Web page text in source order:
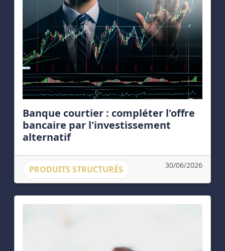
Banque courtier : compléter l'offre
bancaire par l'investissement
alternatif
PRODUITS STRUCTURÉS 30/06/2026